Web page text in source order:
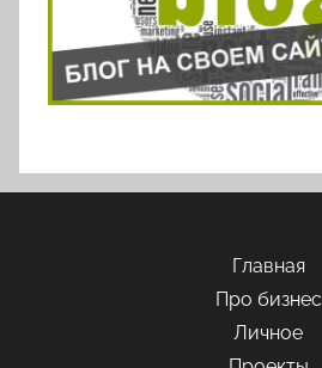
Главная
Про бизнес
Личное